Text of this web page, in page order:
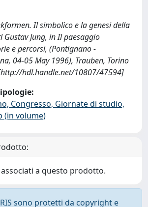
Il simbolico e la genesi della
Gustav Jung, in Il paesaggio
e percorsi, (Pontignano -
04-05 May 1996), Trauben, Torino
hdl.handle.net/10807/47594]
Congresso, Giornate di studio,
(in volume)
a questo prodotto.
sono protetti da copyright e